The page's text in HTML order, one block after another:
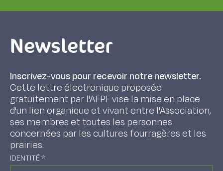
Newsletter
Inscrivez-vous pour recevoir notre newsletter.
Cette lettre électronique proposée
gratuitement par l'AFPF vise la mise en place
d'un lien organique et vivant entre l'Association,
ses membres et toutes les personnes
concernées par les cultures fourragères et les
prairies.
IDENTITÉ*